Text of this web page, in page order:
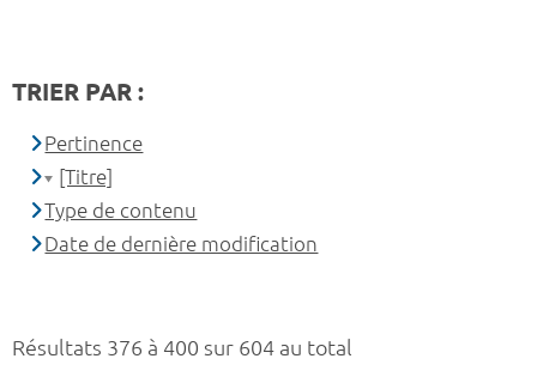
Résultats 376 à 400 sur 604 au total
TRIER PAR :
Pertinence
[Titre]
Type de contenu
Date de dernière modification